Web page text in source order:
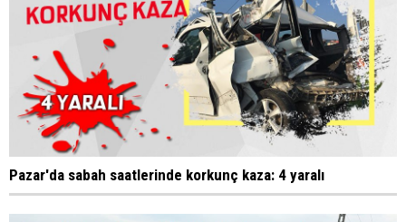
Pazar'da sabah saatlerinde korkunç kaza: 4 yaralı